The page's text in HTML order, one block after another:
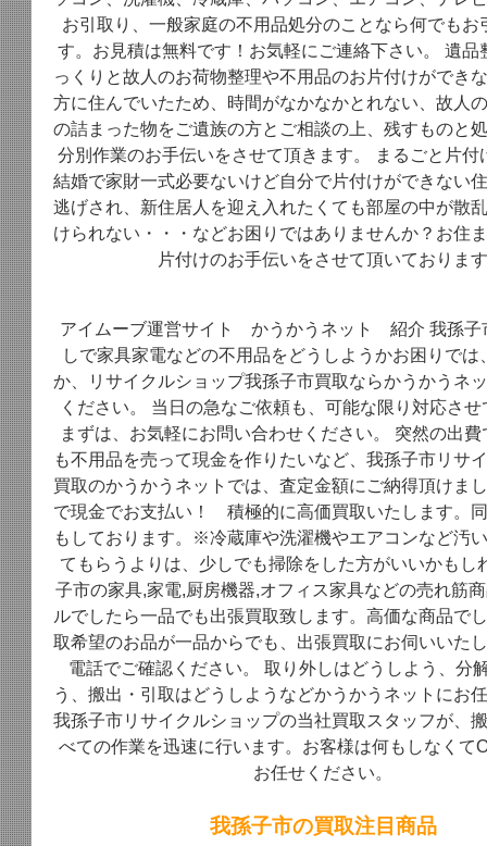
お引取り、一般家庭の不用品処分のことなら何でもお
す。お見積は無料です！お気軽にご連絡下さい。 遺品
っくりと故人のお荷物整理や不用品のお片付けができ
方に住んでいたため、時間がなかなかとれない、故人
の詰まった物をご遺族の方とご相談の上、残すものと
分別作業のお手伝いをさせて頂きます。 まるごと片付
結婚で家財一式必要ないけど自分で片付けができない
逃げされ、新住居人を迎え入れたくても部屋の中が散
けられない・・・などお困りではありませんか？お住
片付けのお手伝いをさせて頂いております
アイムーブ運営サイト かうかうネット 紹介 我孫子
しで家具家電などの不用品をどうしようかお困りでは
か、リサイクルショップ我孫子市買取ならかうかうネ
ください。 当日の急なご依頼も、可能な限り対応さ
まずは、お気軽にお問い合わせください。 突然の出
も不用品を売って現金を作りたいなど、我孫子市リサ
買取のかうかうネットでは、査定金額にご納得頂けま
で現金でお支払い！ 積極的に高価買取いたします。
もしております。※冷蔵庫や洗濯機やエアコンなど汚
てもらうよりは、少しでも掃除をした方がいいかもし
子市の家具,家電,厨房機器,オフィス家具などの売れ筋
ルでしたら一品でも出張買取致します。高価な商品で
取希望のお品が一品からでも、出張買取にお伺いいた
電話でご確認ください。 取り外しはどうしよう、分
う、搬出・引取はどうしようなどかうかうネットにお
我孫子市リサイクルショップの当社買取スタッフが、
べての作業を迅速に行います。お客様は何もしなくて
お任せください。
我孫子市の買取注目商品